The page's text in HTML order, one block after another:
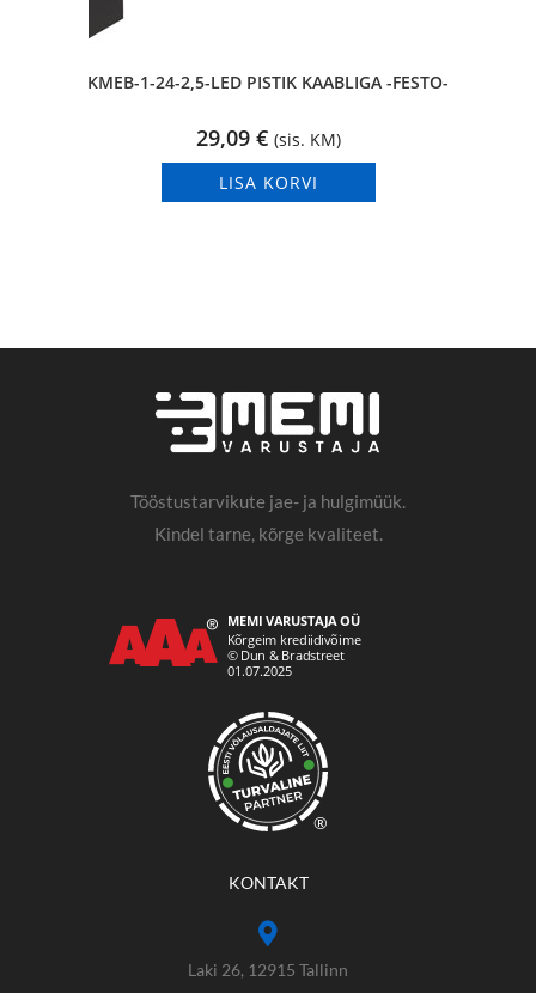
KMEB-1-24-2,5-LED PISTIK KAABLIGA -FESTO-
29,09 € (sis. KM)
LISA KORVI
Tööstustarvikute jae- ja hulgimüük.
Kindel tarne, kõrge kvaliteet.
®
KONTAKT
Laki 26, 12915 Tallinn